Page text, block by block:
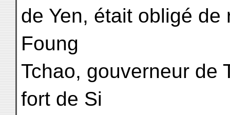
de Yen, était obligé
Foung
Tchao, gouverneur de
fort de Si